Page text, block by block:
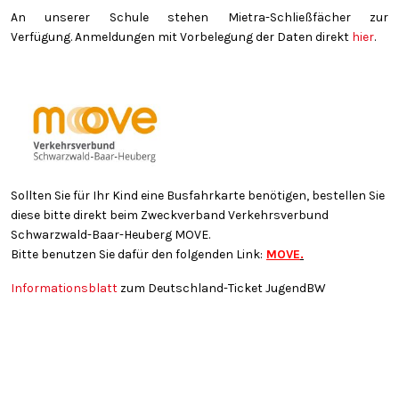
An unserer Schule stehen Mietra-Schließfächer zur
Verfügung. Anmeldungen mit Vorbelegung der Daten direkt hier.
Sollten Sie für Ihr Kind eine Busfahrkarte benötigen, bestellen Sie
diese bitte direkt beim Zweckverband Verkehrsverbund
Schwarzwald-Baar-Heuberg MOVE.
Bitte benutzen Sie dafür den folgenden Link: MOVE.
Informationsblatt zum Deutschland-Ticket JugendBW